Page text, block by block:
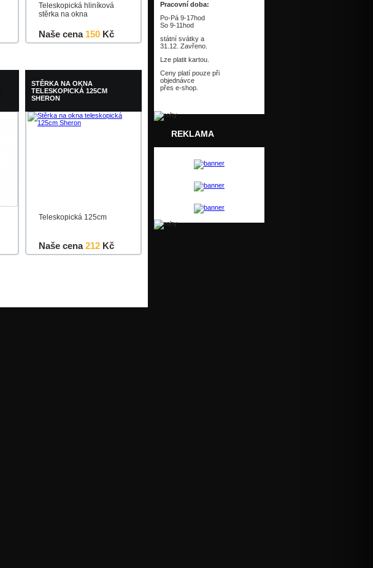
Teleskopická hliníková
stěrka na okna
Naše cena150 Kč
STĚRKA NA OKNA
TELESKOPICKÁ 125CM
SHERON
Teleskopická 125cm
Naše cena212 Kč
Pracovní doba:
Po-Pá 9-17hod
So 9-11hod
státní svátky a
31.12. Zavřeno.
Lze platit kartou.
Ceny platí pouze při
objednávce
přes e-shop.
REKLAMA